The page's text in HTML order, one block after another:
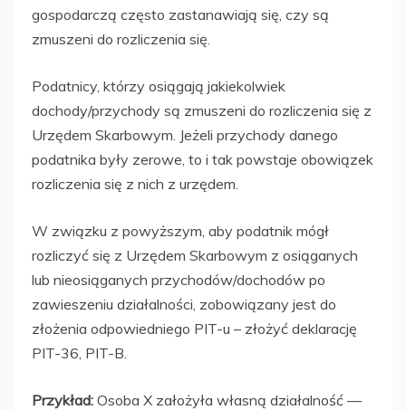
gospodarczą często zastanawiają się, czy są
zmuszeni do rozliczenia się.
Podatnicy, którzy osiągają jakiekolwiek
dochody/przychody są zmuszeni do rozliczenia się z
Urzędem Skarbowym. Jeżeli przychody danego
podatnika były zerowe, to i tak powstaje obowiązek
rozliczenia się z nich z urzędem.
W związku z powyższym, aby podatnik mógł
rozliczyć się z Urzędem Skarbowym z osiąganych
lub nieosiąganych przychodów/dochodów po
zawieszeniu działalności, zobowiązany jest do
złożenia odpowiedniego PIT-u – złożyć deklarację
PIT-36, PIT-B.
Przykład: Osoba X założyła własną działalność —